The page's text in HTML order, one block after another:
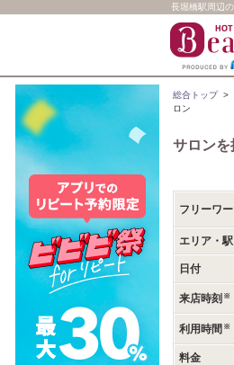
長堀橋駅周辺
総合トップ>
ロン
サロンを
フリーワ
エリア・駅
日付
来店時刻
利用時間
料金